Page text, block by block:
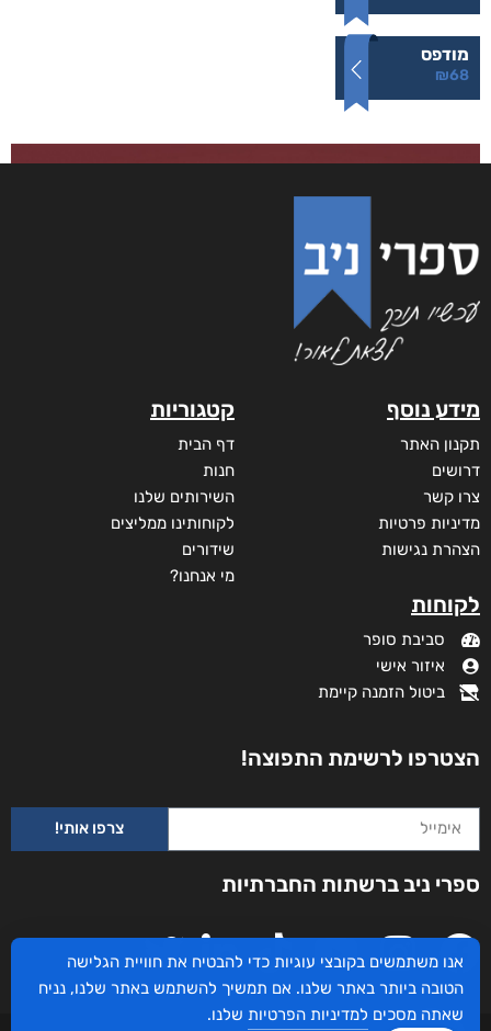
מודפס
₪68
100 דרכים לחזור
₪35
–
₪73
דיגיטלי
₪35
מידע נוסף
תקנון האתר
דרושים
צרו קשר
מדיניות פרטיות
הצהרת נגישות
לקוחות
סביבת סופר
איזור אישי
ביטול הזמנה קיימת
קטגוריות
דף הבית
חנות
השירותים שלנו
לקוחותינו ממליצים
שידורים
מי אנחנו?
הצטרפו לרשימת התפוצה!
צרפו אותי!
ספרי ניב ברשתות החברתיות
אנו משתמשים בקובצי עוגיות כדי להבטיח את חוויית הגלישה
הטובה ביותר באתר שלנו. אם תמשיך להשתמש באתר שלנו, נניח
שאתה מסכים למדיניות הפרטיות שלנו.